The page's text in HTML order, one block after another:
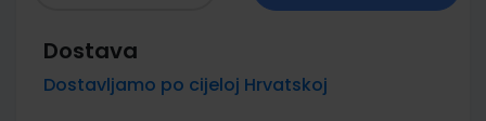
Dostava
Dostavljamo po cijeloj Hrvatskoj